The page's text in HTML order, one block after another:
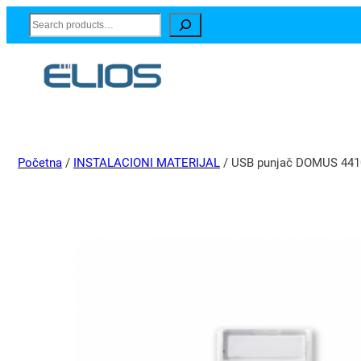
Search
Početna / INSTALACIONI MATERIJAL / USB punjač DOMUS